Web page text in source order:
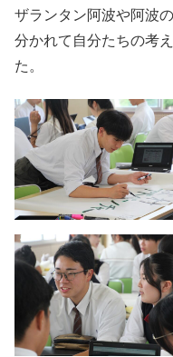
ザランタン阿波や阿波
分かれて自分たちの考
た。